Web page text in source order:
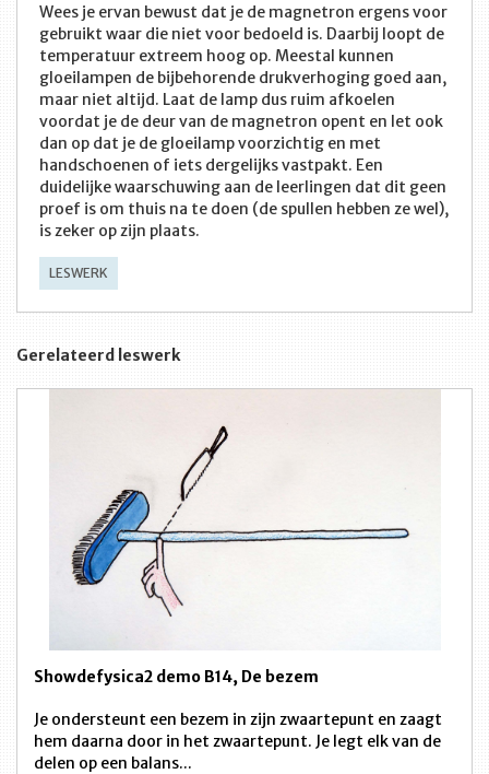
Wees je ervan bewust dat je de magnetron ergens voor
gebruikt waar die niet voor bedoeld is. Daarbij loopt de
temperatuur extreem hoog op. Meestal kunnen
gloeilampen de bijbehorende drukverhoging goed aan,
maar niet altijd. Laat de lamp dus ruim afkoelen
voordat je de deur van de magnetron opent en let ook
dan op dat je de gloeilamp voorzichtig en met
handschoenen of iets dergelijks vastpakt. Een
duidelijke waarschuwing aan de leerlingen dat dit geen
proef is om thuis na te doen (de spullen hebben ze wel),
is zeker op zijn plaats.
LESWERK
Gerelateerd leswerk
Showdefysica2 demo B14, De bezem
Je ondersteunt een bezem in zijn zwaartepunt en zaagt
hem daarna door in het zwaartepunt. Je legt elk van de
delen op een balans...